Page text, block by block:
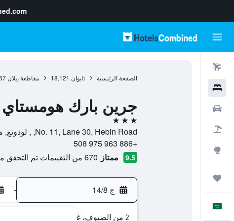
الصفحة الرئيسية تايوان 18,121 مقاطعة ييلان
جرين بارك هومستاي
3 نجوم
No. 11, Lane 30, Hebin Road, , لودونغ, مقاطعة ييلان, تايوان
+886 963 975 508
9.5 ممتاز 670 من التقييمات تم التحقق منها
ج 14/8 -
2 من الضيوف، غرفة واحدة